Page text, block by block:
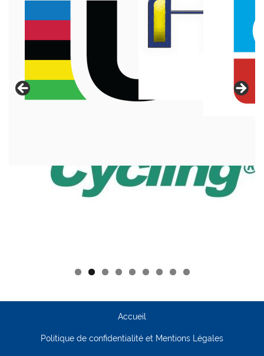
Accueil
Politique de confidentialité et Mentions Légales